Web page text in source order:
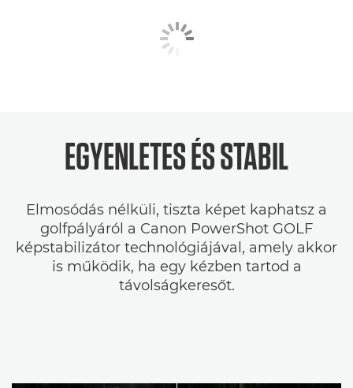
EGYENLETES ÉS STABIL
Elmosódás nélküli, tiszta képet kaphatsz a
golfpályáról a Canon PowerShot GOLF
képstabilizátor technológiájával, amely akkor
is működik, ha egy kézben tartod a
távolságkeresőt.